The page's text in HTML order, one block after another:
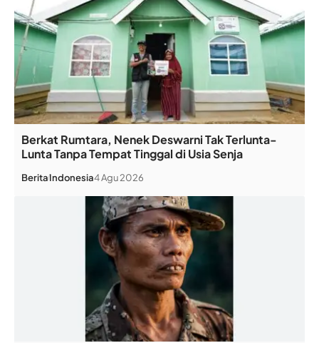
Berkat Rumtara, Nenek Deswarni Tak Terlunta-
Lunta Tanpa Tempat Tinggal di Usia Senja
BeritaIndonesia4 Agu 2026